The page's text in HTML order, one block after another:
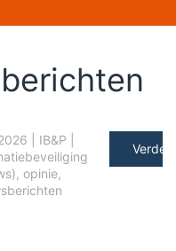
IB&P
, opinie,
Verder